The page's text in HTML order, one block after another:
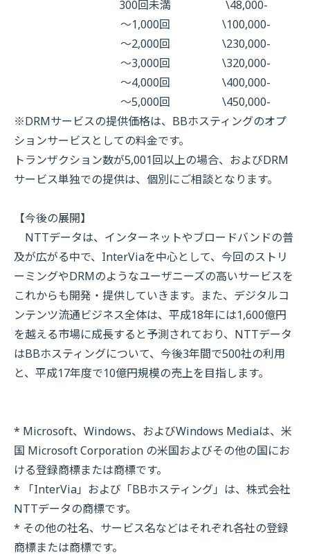
300回未満
\48,000-
〜1,000回
\100,000-
〜2,000回
\230,000-
〜3,000回
\320,000-
〜4,000回
\400,000-
〜5,000回
\450,000-
※DRMサービスの提供価格は、BBホスティングのオプ
ションサービスとしての料金です。
トランザクション数が5,001回以上の場合、およびDRM
サービス単独での提供は、個別にご相談となります。
【今後の展開】
NTTデータは、インターネットやブロードバンドの普
及が広がる中で、InterViaを中心として、今回のストリ
ーミングやDRMのようなユーザニーズの高いサービスを
これからも開発・提供していきます。また、デジタルコ
ンテンツ流通ビジネス全体は、平成18年には1,600億円
を越える市場に成長すると予測されており、NTTデータ
はBBホスティングについて、今後3年間で500社の利用
と、平成17年度で10億円規模の売上を目指します。
* Microsoft、Windows、およびWindows Mediaは、米
国 Microsoft Corporation の米国およびその他の国にお
ける登録商標または商標です。
* 「InterVia」および「BBホスティング」は、株式会社
NTTデータの商標です。
* その他の社名、サービス名などはそれぞれ各社の登録
商標または商標です。